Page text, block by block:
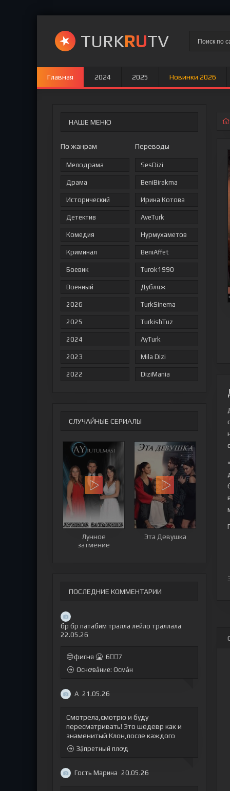
TURKRUTV
Главная 2024 2025 Новинки 2026
НАШЕ МЕНЮ
По жанрам
Мелодрама
Драма
Исторический
Детектив
Комедия
Криминал
Боевик
Военный
2026
2025
2024
2023
2022
Переводы
SesDizi
BeniBirakma
Ирина Котова
AveTurk
Нурмухаметов
BeniAffet
Turok1990
Дубляж
TurkSinema
TurkishTuz
AyTurk
Mila Dizi
DiziMania
СЛУЧАЙНЫЕ СЕРИАЛЫ
Лунное
затмение
Эта Девушка
ПОСЛЕДНИЕ КОММЕНТАРИИ
бр бр патабим тралла лейло траллала
22.05.26
😔фигня 🤮 6🤷‍♂7
Оснꝍвẫние: Осмẫн
А 21.05.26
Смотрела,смотрю и буду
пересматривать! Это шедевр как и
знаменитый Клон,после каждого
Зặпретный плꝍд
Гость Марина 20.05.26